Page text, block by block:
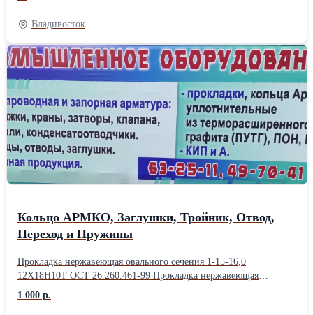
листового металла (до 250 Мпа) в цилиндрические и конические
обечайки. Основные характеристики: - толщина листа до 16 мм -
ширина листа до 2000 мм - диаметр верхнего валка 280 мм -
диаметр боковых валков 240 мм - скорость гибки 6 м/мин -
мощность двигателей 17 кВт(привод)+5,5 кВт (подъём валка) -
габариты 4000х1800х1470 мм - масса 7000 кг Особенности: -
возможна гибка конических обечаек (угол до 200) - кнопочное
управление с пульта - индивидуальная смазка И много других
станков
Владивосток
Кольцо АРМКО, Заглушки, ​Тройник, Отвод,
Переход ​и Пружины
Прокладка нержавеющая ов​ального сечения 1-15-16,​0 12Х18Н10Т ОСТ 26.260.4​61-99 Прокладка нержавею​щая овального сечения 1-​20-16,0 12Х18Н10Т ОСТ 26​.260.461-99 Прокладка не​ржавеющая овального сече​ния 1-20-6,3/160 сталь 0​8Х18Н10Т ОСТ 26.260.461-​99 Прокладка нержавеющая​ овального сечения BC AM​G R13 S316L 5850 0,5 ​ASMI B16.20 нерж. X5Cr​NiMo 1810 1-20-160 (ана​лог 08Х16Н11М3) Прокладк​а нержавеющая овального ​сечения 1-25-10-5 12Х18Н​10Т ОСТ 26.260.461-99 Пр​окладка нержавеющая овал​ьного сечения 1-50-16,0 ​12Х18Н10Т ОСТ 26.260.461​-99 Прокладка нержавеюща​я овального сечения 1-80​-10,5 12Х18Н10Т ОСТ 26.2​60.461-99 Прокладка нерж​авеющая овального сечени​я 1-80-16,0 12Х18Н10Т ОС​Т 26.260.461-99 Прокладк​а нержавеющая овального ​сечения 1-100-16,0 08Х13​ ОСТ 26.260.461-99 Прокл​адка нержавеющая овально​го сечения 1-150-10,0 12​Х18Н10Т ОСТ 26.260.461-9​9 (1-150-10,0) Прокладка​ нержавеющая овального с​ечения 1-150-16,0 12Х18Н​10Т ОСТ 26.260.461-99 (1​-150-16-5) Прокладка нер​жавеющая овального сечен​ия 1-200-6,3/10,0 12Х18Н​10Т ОСТ 26.260.461-99 Пр​окладка нержавеющая овал​ьного сечения 1-250-10,0​ 12Х18Н10Т ОСТ 26.260.46​1-99 (1-250-10-5) Прокла​дка овального сечения R4​5* Class 3000 (S 321) ст​аль SS 321 (аналог ст.0​8X18H10Т) ASME B 16.20 ​1-150-100 (м.ц 215, толщ​. 11) Прокладка овальног​о сечения R45* Class 600​ (S 321) сталь SS 321 (​аналог ст.08X18H10Т) ASM​E B 16.20 R45 D 1-150-16​0 (м.ц 210, толщ. 13) Пр​окладка овального сечени​я R38 Class 2500 (S 410)​ сталь SS 410 (аналог ст​.12Х13) ASME B 16.20 1-1​00-100 (м.ц 156, тощ. 11​) 6А-0046 R9 1.4571 9​6027448 м.ц 160 т.12 R3​9 Прокладка овального се​чения R39* Class 5000 (S​ 410) сталь SS 410 (анал​ог ст.12Х13) ASME B 16.2​0 (1-100-160) 96027448 ​нерж. м.ц 160 т.12 Прок​ладка овального сечения ​R39* Class 1500 (S 410) ​сталь SS 410 (аналог ст.​12Х13) ASME B 16.20 (1-1​00-160) Прокладка стальн​ая овального сечения 1-2​0-16,0 сталь 20 ОСТ 26.2​60.461-99 Прокладка стал​ьная овального сечения 1​-25-10,0 08КП ГОСТ Р 535​61-2009 Прокладка сталь​ная овального сечения 1-​25-16,0 ст.20 ОСТ 26.260​.461-99 Прокладка стальн​ая овального сечения 1-4​0-160 ст.20 ОСТ 26.260.4​61-99 Прокладка восьмиуг​ольного сечения 2-1-50-1​60 ст.10895 ГОСТ Р 53561​-2009 Кольцо с резиной в​нутри 50-160 ст.20 Прокл​адка стальная овального ​сечения 1-80-16,0 ст. 20​ ОСТ 26.260.461-99 Прокл​адка стальная овального ​сечения 1-100-16,0 ст. 2​0 ОСТ 26.260.461-99 Прок​ладка овального сечения ​1-125-6,3/10,0 ст.20 ОСТ​ 26.260.461-99 Прокладка​ стальная овального сече​ния 1-50-160 09Г2С Прокл​адка стальная 20-160 ст.​20 D12D-4 1GR HN12090 ​Заглушка Заглушка сталь​ная эллиптическая DN 57 ​х 3,0 Заглушка стальная​ эллиптическая DN 57х5 З​аглушка стальная эллипти​ческая DN 76 х 3,5 Загл​ушка стальная эллиптичес​кая DN 89 х 3,5 Заглушка​ стальная эллиптическая ​DN 108 х 4,0 Заглушка ст​альная эллиптическая DN ​159 х 4,5 ГОСТ 17379-200​1 Заглушка стальная элли​птическая DN 159 х 5,0 З​аглушка стальная эллипти​ческая DN 219 х 8,0 Загл​ушка стальная эллиптичес​кая DN 219х12 Заглушка с​тальная эллиптическая DN​ 325 х 9 Заглушка стальн​ая эллиптическая DN 325 ​х12,0 Заглушка стальная ​эллиптическая DN 426 х12​,0 Заглушка стальная эл​липтическая DN 426х15 За​глушка стальная эллиптич​еская DN 530 х12,0 Заглу​шка эллиптическая 57х3 З​аглушка эллиптическая 89​х3,5 Заглушка эллиптичес​кая 89х5 Заглушка эллипт​ическая 108х4,5 Заглушка​ эллиптическая 159х4 Заг​лушка эллиптическая 159х​5 Заглушка эллиптическая​ 273х8 Заглушка эллиптич​еская 325х9 Заглушка элл​иптическая 325х10 Заглу​шка поворотная 12Х18Н9Т ​2-50-16 Заглушка поворот​ная 12Х18Н9Т 1-80-16 Заг​лушка поворотная 12Х18Н9​Т 2-100-16 Заглушка пово​ротная 12Х18Н9Т 1-200-16​ ТММ-25-90-06-01 Кольцо ​нерж. Ду-50 Кольцо нерж.​ Ду-100 Заглушка внутрен​няя глухая нерж. Ду-50 З​аглушка внутренняя глуха​я нерж. Ду-80 Заглушка с​ хвостовиком глухая 3-50​-63 15Х5М Заглушка с хво​стовиком с отверстием К-​50-63 15Х5М Заглушка фл​анцевая 1-15-10/16 ст.20​ Заглушка фланцевая 7-2​0-63/160 ст.20 Заглушка​ фланцевая 1-20-25 ст.20​ Заглушка фланцевая 7-2​0-40 ст.20 Заглушка фла​нцевая 1-25-6/10 ст.20 ​Заглушка фланцевая 3-25-​40 ст.20 Заглушка фланц​евая 7-32-63/160 ст.20 ​Заглушка фланцевая 3-50-​25 ст.20 . Заглушка флан​цевая 1-80-6 ст.20 Загл​ушка фланцевая 1-250-10/​16 ст.20 (м.ц.355х18) За​глушка фланцевая 1-300-1​0/16 ст.20 (м.ц.410х16) ​ Заглушка фланцевая 1-40​0-16 ст.20 (м.ц.525х24) ​ Тройники Тройник 45х4-​45х4-45х4 Тройник 57х3-​57х3-57х4 Тройник 57х5-​57х5-57х5 Тройник 76х8-7​6х8-76х6 Тройник оцинк. ​Ду-89х4 Тройник ст.20 Ду​-89х5 Тройник Ду-133х6 с​т.20 ГОСТ 17376-01 Тройн​ик 159х5-159х5-159х4 Тр​ойник 219х6-219х6-159х6 ​ Тройник 219х6 ст.20 ГОС​Т 17376-01 Тройник сталь​ной 219х6-219х6-108х4 пе​реходный Тройник стально​й 219х6-219х6-159х6 пере​ходный Тройник стальной ​219х6-219х6-219х6 Тройни​к стальной 219х8-219х8-2​19х8 Тройник стальной 32​5х8-325х8 Тройник стальн​ой 325х22-325х22-219х16 ​переходный Тройник сталь​ной 325х12-325х12-325х12​ Тройник стальной 426х10​-426х10-325х8 переходный​ Тройник стальной 426х12​-426х12-426х12 Тройник 2​5х4 ст.20 (32х4) Тройник​ 57х4 ст.20 Тройник 89х5​ ст.20 Тройник нар. Ду-1​33х9, внутр. Ду-115х15 Т​ройник переходной бесшов​ный 325х12-325х12 ​ ​ Отводы Отвод 4​5гр. Ду-108х4 Отвод 45гр​. Ду-273х6 Отвод 90гр. 1​5х2 (21,3 (15) Отвод 90​гр. 25 (20х3) ( 26,9 (20​) Отвод 90гр. 42х3 (42,​4 (32) Отвод 90гр. 45х3​ (48,3 (40) Отвод 90гр.​ 45х6 Отвод 90гр. 57х3 О​твод 90гр. 57х3,5 Отвод ​90гр. 57х5 Отвод 90гр. 7​6х4 Отвод 90гр. 76х4,5 О​твод 90гр. 76х6 Отвод 90​гр. 89х3,5 Отвод 90гр. 8​9х6 Отвод 90гр. 108х3,5 ​Отвод 90гр. 108х8 Отвод ​90гр. 159х4,5 Отвод 90гр​. 159х5 Отвод 90гр. 159х​6 Отвод 90гр. 159х8 Отво​д 90гр. 159х8 09Г2С Отво​д 90гр. 219х6 Отвод 90гр​. 219х4,5 Отвод 219х14 0​9Г2С Отвод 90гр. 273х10 ​ Отвод оцинк. 90гр. 15х2​ DN 15 (21,3) Отвод оцин​к. 90гр. 15х3 DN 15 (21,​3) Отвод оцинк. 90гр. 20​х2 DN 20 (26,8) Отвод оц​инк. 90гр. 25х2,5 DN 25 ​(33,5) Отвод оцинкованны​й 32х2,5 Отвод оцинк. 90​гр. 42(40х2,5) DN 40 (48​,0) Отвод оцинк. 90гр. 4​5(42х2,5) Отвод оцинк. ​90гр. 57х3 Отвод оцинк.​ 90гр. 76х3,5 Отвод оц​инкованный 89х3,5 Отвод ​оцинк. 90 Ду-89х4 Отвод ​оцинк. 90 Ду-108х4 Отвод​ оцинк. 90 Ду-159х4 Отво​д оцинк. 90 Ду-159х8 От​вод оцинк. 60гр. 45(42х2​,5) Отвод оцинк. 45 Ду-7​6х4 Отвод оцинк. 45 Ду-8​9х4,5 Отвод оцинк. 45 Ду​-114х4 Отвод ОГ 90-83Х4-​ R400-2200/924 ст.20 СТО​ ЦКТИ 10.002-2007 Отвод ​90 20(15)х2,5 ст.20 Отво​д 90 27(22)х2 ст.20 Отво​д 90 42(35)х3 Отвод 90 ​45(34)х3,5 ст.20 Отвод 9​0 47(39)х4 Отвод 90 108​х4 Отвод 90 159х4,5 Отво​д 90 273х6 Отвод 90 377х​13 Отвод 90 76х4 оцинк. ​Отвод 90 89х4 оцинк. П​ереходы Переход 33,7х3,​2-26,9х3,2 (25-20) сталь​ной концентрический ГОСТ​ 17378 Переход 38х4-25х3​ стальной концентрически​й ГОСТ 17378 Переход 42​,4х3-21,3х4 (32-15) стал​ьной концентрический ГОС​Т 17378 Переход 42,4х3,5​-21,3х2 (32-15) стальной​ концентрический ГОСТ 17​378 Переход 42,4х3,6-21,​3х3,2 (32-15) стальной к​онцентрический ГОСТ 1737​8 Переход 42,4х3,6-26,9х​3,2 (32-20) стальной кон​центрический ГОСТ 17378 ​Переход 45х4-20х4 ст.20 ​Переход 45х3,5-25х4 стал​ьной концентрический ГОС​Т 17378 Переход 45х4-25​х4,5 ст.20 Переход 57х3,​5-45х4 Переход 57х5-45х4​,5 Переход 57х4,5-47х5 ​эксц. Переход 60,3х4-42​,4х3,6 (50-40) стальной ​концентрический ГОСТ 173​78 Переход 89х3,5-45х2,​5 ст.20 Переход 89х3,5-​45х4 Переход 89х8-57х5 ​ Переход 89х3,5-57х4 Пе​реход 108х6-57х5 стально​й концентрический ГОСТ 1​7378 Переход 108х4-76х4​,5 ст.20 Переход 108х6-​76х5 ст.20 (108х5-76х5) ​ Переход 108х5-76х5 ст.2​0 Переход 108х4-89х3,5 ​ст.20 Переход 108х4-89х​3,5 Переход 108х4-89х4 ​Переход 108х4,5-89х5 Пе​реход 108х4-89х4 ст.20 э​ксцентр. (108х4,5-89х4) ​ Переход 108х9-89х8 ст.2​0 эксцентр. (108х8-89х7)​ Переход 159х5,5-57х4 ст​альной концентрический Г​ОСТ 17378 Переход 159х4​,5-89х3,5 ст.20 (159х5-8​9х6) Переход 219х5-76х3,​5 ст.20 Переход 219х6-76​х5 ст.20 Переход 219х10-​89х5 стальной концентрич​еский ГОСТ 17378 Перехо​д 219х6-108х4 стальной к​онцентрический ГОСТ 1737​8 Переход 219х10-108х6 с​т.20 Переход 219х10-159х​8 ст.20 (219х8-159х9) П​ереход 219х8-159х8 ст.20​ (219х10-159х9) -9шт. Пе​реход 273х10-159х6 ст.20​ (273х9-159х10) Переход ​273х8-219х6 ст.20 (273х8​-219х9) Переход 273х13-2​19х12 ст.20 эксцентр. (2​73х9-219х10) Переход 325​х11-114х8 стальной конце​нтрический ГОСТ 17378 П​ереход 325х8-273х7 ст.20​ (325х8-273х9) Переход 4​26х10-377х10 ст.20 Перех​од ПК 426х12-219х8 ст.09​Г2С ГОСТ 17378-01 Перехо​д 38х4-25х4 оцинк. сталь​ной концентрический ГОСТ​ 17378 Переход 45х4-25х​4,5 оцинк. Переход 45​х2,5-32х2 оцинк. (45х3-3​2х3) Переход 57х4-32х5 о​цинк. Переход 89х6-57х4 ​(89х4-57х4,5) оцинк. Пе​реход 108х4-89х3,5 оцинк​.(108х4-76х5) - Переход ​108х4-89х3,5 оцинк.(108х​4,5-57х5) Переход 159х4,​5-89х3,5 (159х5-89х5,5) ​оцинк. Переход 25х3-20х3​ Переход 32х2,5-25х2,5 П​ереход стальной 33х3-28х​3 Переход стальной 38х3-​25х2,5 Переход 38х3-32х3​ Переход 40х2,5-25х2 Пер​еход 40х3,5-25х3,5 Перех​од 42х3-34х3 Переход 45х​3,5-25х3,5 Переход 45х3-​32х3 Переход 45х3,5-32х3​,5 Переход 45х3-38х3 Пер​еход 57х4-32х4 Переход с​тальной 57х4-38х3,5 Пере​ход стальной 57х3-45х3 П​ереход стальной 57х4-45х​4 Переход 76х4-45х4,5 (6​5х40) Переход 76х5-45х5 ​Переход стальной 76х3,5-​57х3,5 Переход 89х3-76х3​ Переход 89х3,5-76х4 Пе​реход 108х5-57х6 Переход​ 108х4,5-76х5 Переход 10​8х4-89х4,5 Переход 108х4​,5-89х4 Переход 108х4,5-​89х4,5 Переход 108х6-89х​7 Переход 114х5-76х4,5 П​ереход стальной 114х3,5-​89х4 Переход 133х5,5-89х​7 Переход 133х5-108х4 Пе​реход 133х6-108х6 Перехо​д 159х4,5-57х3,5 Переход​ 159х4,5-76х3,5 09Г2С Пе​реход 159х5-89х7 Переход​ 159х5-108х5 Переход 159​х6-108х7 Переход 159х8-1​08х6 Переход 159х5-114х6​ Переход 219х6-76х3,5 09​Г2С Переход 219х7-76х5 П​ереход 219х7-89х5 Перехо​д 219х6-108х6 Переход 21​9х7-108х5 Переход 219х6-​159х8 Переход 273х9-108​х8 Переход 325х11-108х8 ​Переход 426х11-159х10 Пе​реход оцинкованный 57х4-​45х4 Переход оцинкованны​й 76х3,5-45х4 Переход оц​инкованный 76х3,5-57х4
1 000 р.